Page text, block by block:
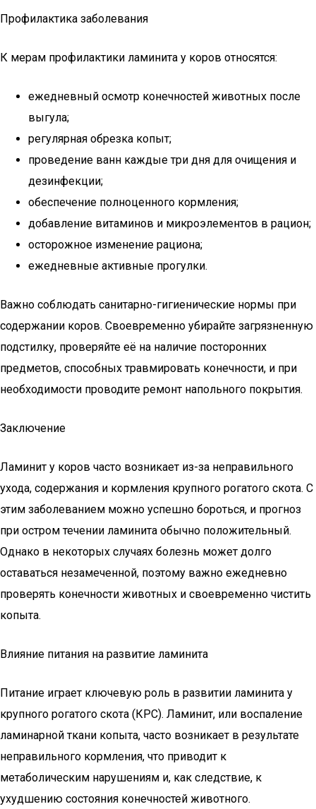
Профилактика заболевания
К мерам профилактики ламинита у коров относятся:
ежедневный осмотр конечностей животных после
выгула;
регулярная обрезка копыт;
проведение ванн каждые три дня для очищения и
дезинфекции;
обеспечение полноценного кормления;
добавление витаминов и микроэлементов в рацион;
осторожное изменение рациона;
ежедневные активные прогулки.
Важно соблюдать санитарно-гигиенические нормы при
содержании коров. Своевременно убирайте загрязненную
подстилку, проверяйте её на наличие посторонних
предметов, способных травмировать конечности, и при
необходимости проводите ремонт напольного покрытия.
Заключение
Ламинит у коров часто возникает из-за неправильного
ухода, содержания и кормления крупного рогатого скота. С
этим заболеванием можно успешно бороться, и прогноз
при остром течении ламинита обычно положительный.
Однако в некоторых случаях болезнь может долго
оставаться незамеченной, поэтому важно ежедневно
проверять конечности животных и своевременно чистить
копыта.
Влияние питания на развитие ламинита
Питание играет ключевую роль в развитии ламинита у
крупного рогатого скота (КРС). Ламинит, или воспаление
ламинарной ткани копыта, часто возникает в результате
неправильного кормления, что приводит к
метаболическим нарушениям и, как следствие, к
ухудшению состояния конечностей животного.